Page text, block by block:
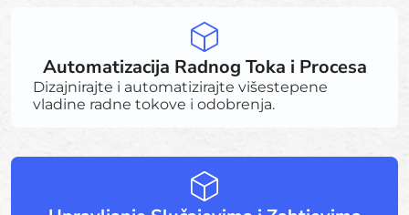
Automatizacija Radnog Toka i Procesa
Dizajnirajte i automatizirajte višestepene
vladine radne tokove i odobrenja.